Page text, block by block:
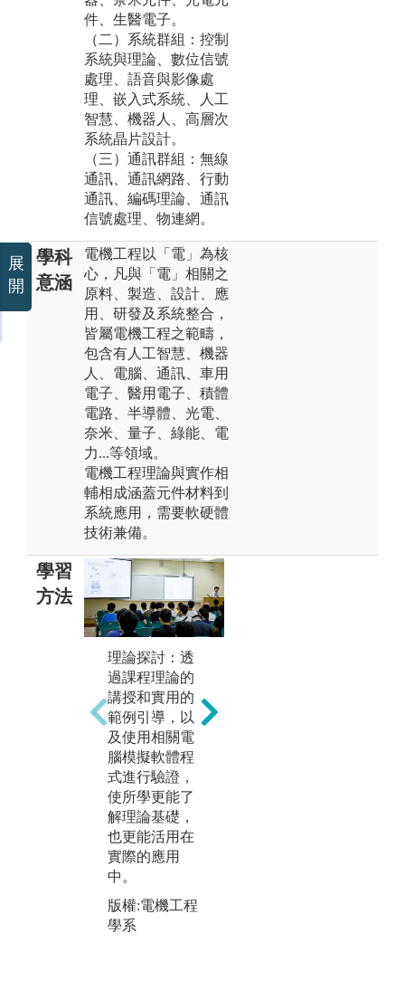
件、生醫電子。
（二）系統群組：控制
系統與理論、數位信號
處理、語音與影像處
理、嵌入式系統、人工
智慧、機器人、高層次
系統晶片設計。
（三）通訊群組：無線
通訊、通訊網路、行動
通訊、編碼理論、通訊
信號處理、物連網。
學科
意涵
電機工程以「電」為核
心，凡與「電」相關之
原料、製造、設計、應
用、研發及系統整合，
皆屬電機工程之範疇，
包含有人工智慧、機器
人、電腦、通訊、車用
電子、醫用電子、積體
電路、半導體、光電、
奈米、量子、綠能、電
力...等領域。
電機工程理論與實作相
輔相成涵蓋元件材料到
系統應用，需要軟硬體
技術兼備。
學習
方法
理論探討：透
過課程理論的
講授和實用的
範例引導，以
及使用相關電
腦模擬軟體程
式進行驗證，
使所學更能了
解理論基礎，
也更能活用在
實際的應用
中。
版權:電機工程
學系
展
開